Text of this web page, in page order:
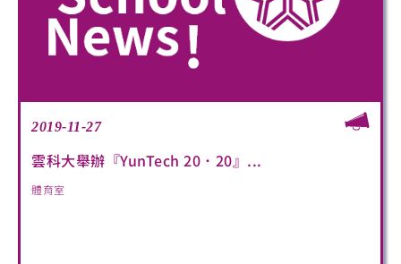
2019-11-27
雲科大舉辦『YunTech 20．20』...
體育室